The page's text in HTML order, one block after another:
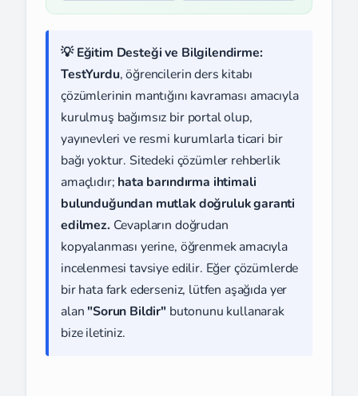
💡 Eğitim Desteği ve Bilgilendirme:
TestYurdu, öğrencilerin ders kitabı
çözümlerinin mantığını kavraması amacıyla
kurulmuş bağımsız bir portal olup,
yayınevleri ve resmi kurumlarla ticari bir
bağı yoktur. Sitedeki çözümler rehberlik
amaçlıdır; hata barındırma ihtimali
bulunduğundan mutlak doğruluk garanti
edilmez. Cevapların doğrudan
kopyalanması yerine, öğrenmek amacıyla
incelenmesi tavsiye edilir. Eğer çözümlerde
bir hata fark ederseniz, lütfen aşağıda yer
alan "Sorun Bildir" butonunu kullanarak
bize iletiniz.